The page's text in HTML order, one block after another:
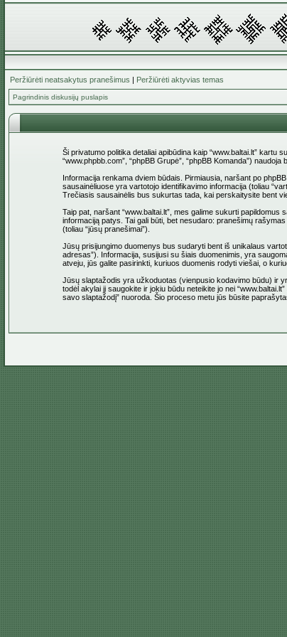
Peržiūrėti neatsakytus pranešimus | Peržiūrėti aktyvias temas
Pagrindinis diskusijų puslapis
Ši privatumo politika detaliai apibūdina kaip “www.baltai.lt” kartu
“www.phpbb.com”, “phpBB Grupė”, “phpBB Komanda”)
Informacija renkama dviem būdais. Pirmiausia, naršant po
sausainėliuose yra vartotojo identifikavimo informacija (toliau
Trečiasis sausainėlis bus sukurtas tada, kai perskaitysite bent
Taip pat, naršant “www.baltai.lt”, mes galime sukurti
informaciją patys. Tai gali būti, bet nesudaro: pranešimų
(toliau “jūsų pranešimai”).
Jūsų prisijungimo duomenys bus sudaryti bent iš unikalaus
adresas”). Informacija, susijusi su šiais duomenimis, yra
atveju, jūs galite pasirinkti, kuriuos duomenis rodyti viešai, o
Jūsų slaptažodis yra užkoduotas (vienpusio kodavimo būdu) ir
todėl akylai jį saugokite ir jokiu būdu neteikite jo nei
savo slaptažodį” nuoroda. Šio proceso metu jūs būsite